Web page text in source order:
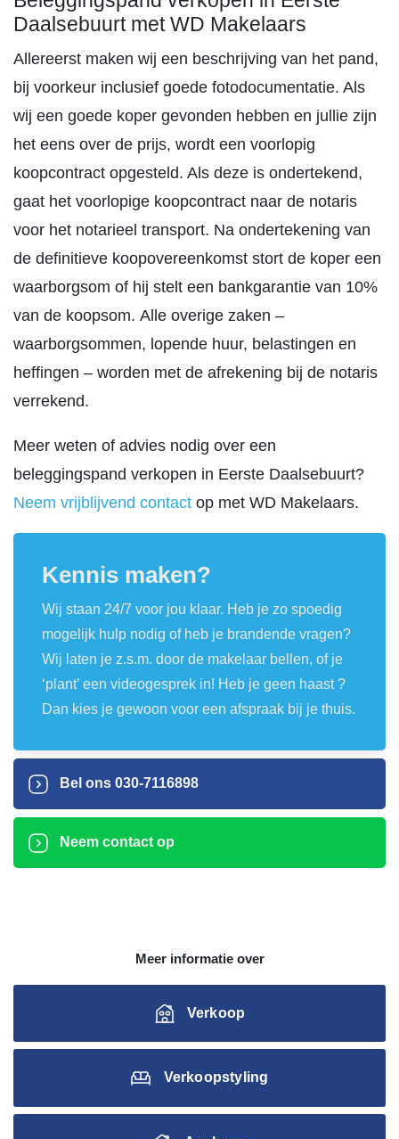
Daalsebuurt met WD Makelaars
Allereerst maken wij een beschrijving van het pand,
bij voorkeur inclusief goede fotodocumentatie. Als
wij een goede koper gevonden hebben en jullie zijn
het eens over de prijs, wordt een voorlopig
koopcontract opgesteld. Als deze is ondertekend,
gaat het voorlopige koopcontract naar de notaris
voor het notarieel transport. Na ondertekening van
de definitieve koopovereenkomst stort de koper een
waarborgsom of hij stelt een bankgarantie van 10%
van de koopsom. Alle overige zaken –
waarborgsommen, lopende huur, belastingen en
heffingen – worden met de afrekening bij de notaris
verrekend.
Meer weten of advies nodig over een
beleggingspand verkopen in Eerste Daalsebuurt?
Neem vrijblijvend contact op met WD Makelaars.
Kennis maken?
Wij staan 24/7 voor jou klaar. Heb je zo spoedig
mogelijk hulp nodig of heb je brandende vragen?
Wij laten je z.s.m. door de makelaar bellen, of je
‘plant’ een videogesprek in! Heb je geen haast ?
Dan kies je gewoon voor een afspraak bij je thuis.
Bel ons 030-7116898
Neem contact op
Meer informatie over
Verkoop
Verkoopstyling